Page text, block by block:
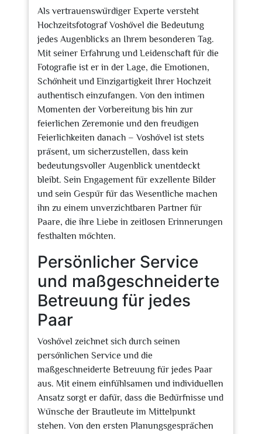
Als vertrauenswürdiger Experte versteht
Hochzeitsfotograf Voshövel die Bedeutung
jedes Augenblicks an Ihrem besonderen Tag.
Mit seiner Erfahrung und Leidenschaft für die
Fotografie ist er in der Lage, die Emotionen,
Schönheit und Einzigartigkeit Ihrer Hochzeit
authentisch einzufangen. Von den intimen
Momenten der Vorbereitung bis hin zur
feierlichen Zeremonie und den freudigen
Feierlichkeiten danach – Voshövel ist stets
präsent, um sicherzustellen, dass kein
bedeutungsvoller Augenblick unentdeckt
bleibt. Sein Engagement für exzellente Bilder
und sein Gespür für das Wesentliche machen
ihn zu einem unverzichtbaren Partner für
Paare, die ihre Liebe in zeitlosen Erinnerungen
festhalten möchten.
Persönlicher Service
und maßgeschneiderte
Betreuung für jedes
Paar
Voshövel zeichnet sich durch seinen
persönlichen Service und die
maßgeschneiderte Betreuung für jedes Paar
aus. Mit einem einfühlsamen und individuellen
Ansatz sorgt er dafür, dass die Bedürfnisse und
Wünsche der Brautleute im Mittelpunkt
stehen. Von den ersten Planungsgesprächen